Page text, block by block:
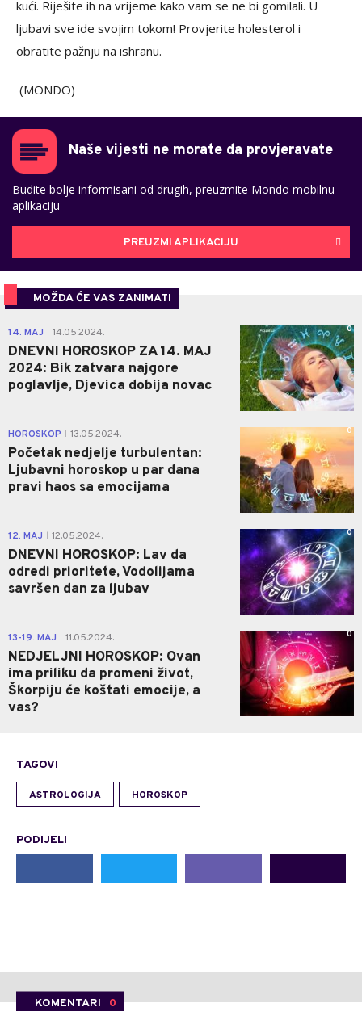
kući. Riješite ih na vrijeme kako vam se ne bi gomilali. U
ljubavi sve ide svojim tokom! Provjerite holesterol i
obratite pažnju na ishranu.
(MONDO)
Naše vijesti ne morate da provjeravate
Budite bolje informisani od drugih, preuzmite Mondo mobilnu
aplikaciju
PREUZMI APLIKACIJU
MOŽDA ĆE VAS ZANIMATI
14. MAJ 14.05.2024.
DNEVNI HOROSKOP ZA 14. MAJ
2024: Bik zatvara najgore
poglavlje, Djevica dobija novac
0
HOROSKOP 13.05.2024.
Početak nedjelje turbulentan:
Ljubavni horoskop u par dana
pravi haos sa emocijama
0
12. MAJ 12.05.2024.
DNEVNI HOROSKOP: Lav da
odredi prioritete, Vodolijama
savršen dan za ljubav
0
13-19. MAJ 11.05.2024.
NEDJELJNI HOROSKOP: Ovan
ima priliku da promeni život,
Škorpiju će koštati emocije, a
vas?
0
TAGOVI
ASTROLOGIJA HOROSKOP
PODIJELI
KOMENTARI 0